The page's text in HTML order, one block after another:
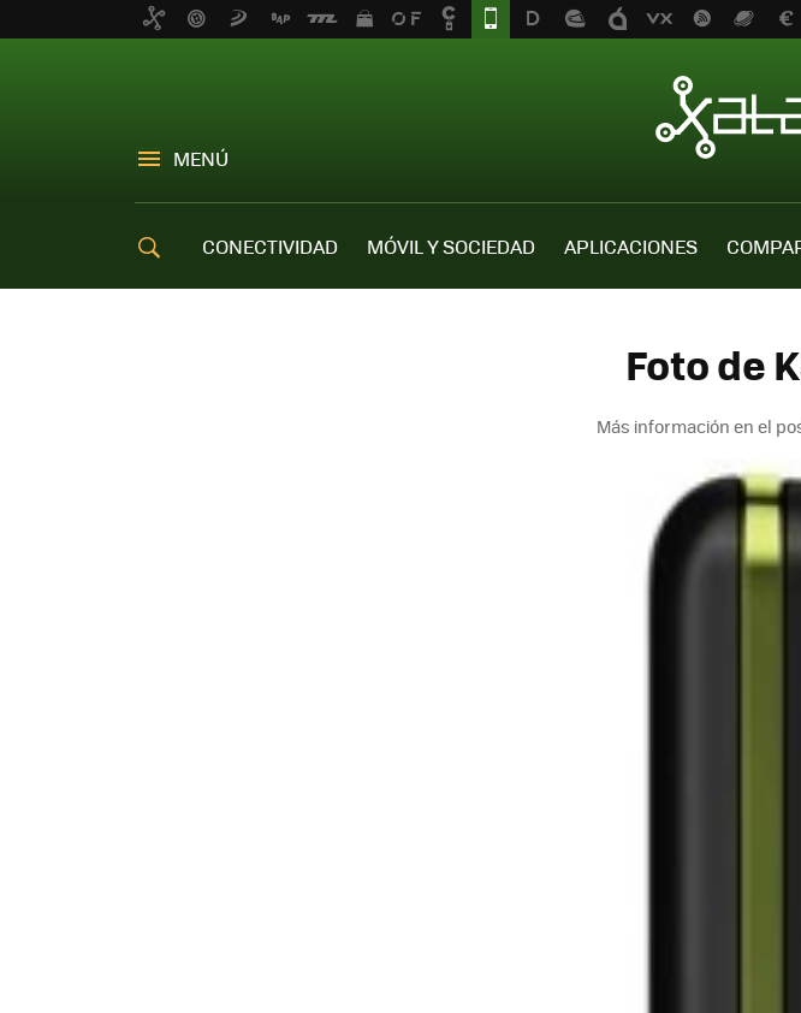
MENÚ
CONECTIVIDAD MÓVIL Y SOCIEDAD APLICACIONES
Foto de
Más información en el